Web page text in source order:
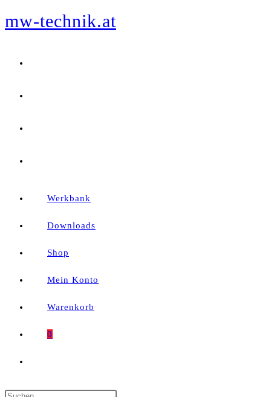
Zum
springen
mw-technik.at
Werkbank
Downloads
Shop
Mein Konto
Warenkorb
0
Suche